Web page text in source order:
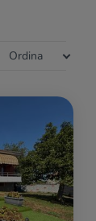
Ordina